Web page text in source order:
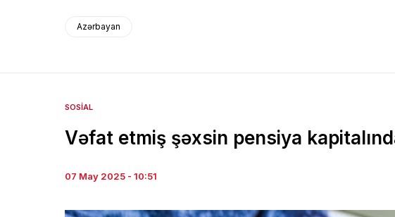
Azərbayan
SOSIAL
Vəfat etmiş şəxsin pensiya
07 May 2025 - 10:51